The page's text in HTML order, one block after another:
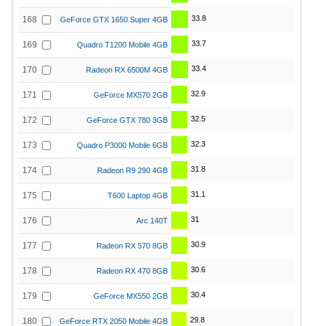
168 GeForce GTX 1650 Super 4GB 33.8
169 Quadro T1200 Mobile 4GB 33.7
170 Radeon RX 6500M 4GB 33.4
171 GeForce MX570 2GB 32.9
172 GeForce GTX 780 3GB 32.5
173 Quadro P3000 Mobile 6GB 32.3
174 Radeon R9 290 4GB 31.8
175 T600 Laptop 4GB 31.1
176 Arc 140T 31
177 Radeon RX 570 8GB 30.9
178 Radeon RX 470 8GB 30.6
179 GeForce MX550 2GB 30.4
180 GeForce RTX 2050 Mobile 4GB 29.8